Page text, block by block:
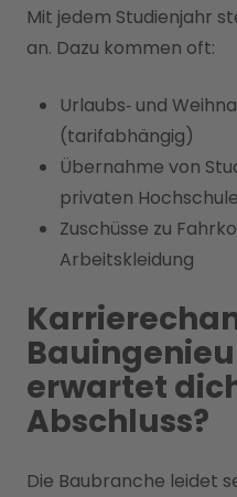
Mit jedem Studienjahr
an. Dazu kommen oft:
Urlaubs‑ und
(tarifabhängig)
Übernahme von
privaten
Zuschüsse zu
Arbeitskleidung
erwartet
Abschluss?
Die Baubranche leidet